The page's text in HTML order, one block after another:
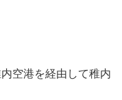
空港を経由して稚内